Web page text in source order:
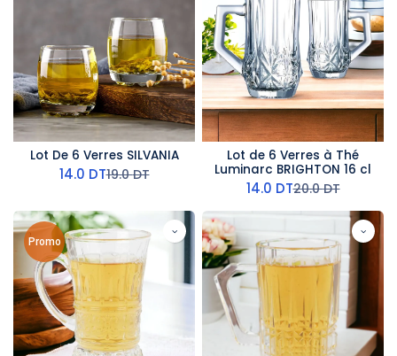
Lot De 6 Verres SILVANIA
14.0 DT19.0DT
Lot de 6 Verres à Thé
Luminarc BRIGHTON 16 cl
14.0 DT20.0DT
Promo